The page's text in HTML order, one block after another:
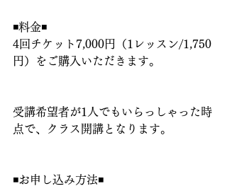
◾️料金◾️
4回チケット7,000円（1レッスン/1,750
円）をご購入いただきます。
受講希望者が1人でもいらっしゃった時
点で、クラス開講となります。
◾️お申し込み方法◾️